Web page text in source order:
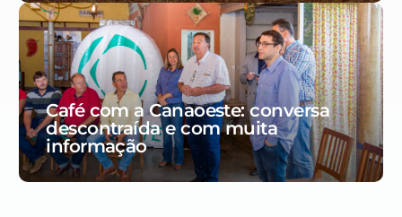
Café com a Canaoeste: conversa
descontraída e com muita
informação